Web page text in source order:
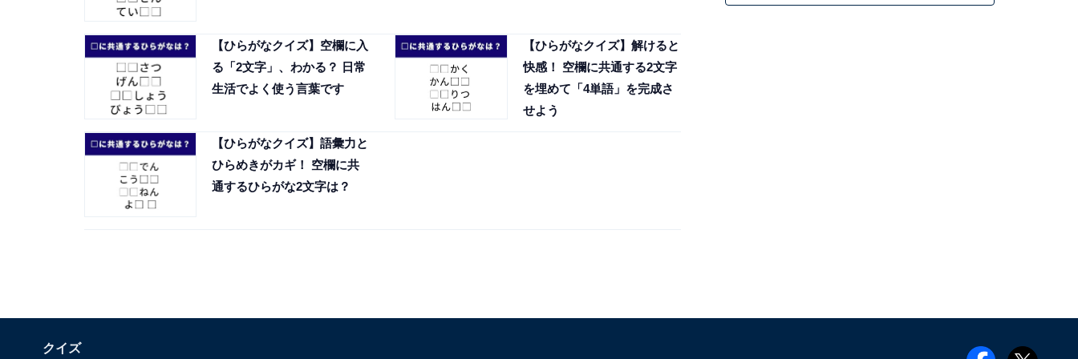
【ひらがなクイズ】空欄に入
る「2文字」、わかる？ 日常
生活でよく使う言葉です
【ひらがなクイズ】解けると
快感！ 空欄に共通する2文字
を埋めて「4単語」を完成さ
せよう
【ひらがなクイズ】語彙力と
ひらめきがカギ！ 空欄に共
通するひらがな2文字は？
クイズ